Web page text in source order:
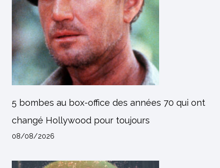
5 bombes au box-office des années 70 qui ont
changé Hollywood pour toujours
08/08/2026